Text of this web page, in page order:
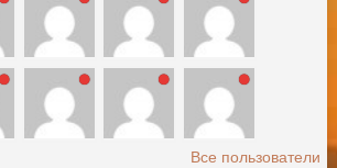
Все пользователи